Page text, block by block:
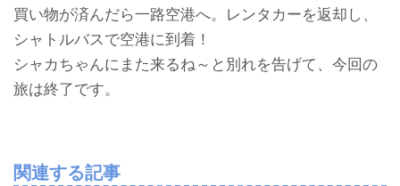
買い物が済んだら一路空港へ。レンタカーを返却し、
シャトルバスで空港に到着！
シャカちゃんにまた来るね～と別れを告げて、今回の
旅は終了です。
関連する記事